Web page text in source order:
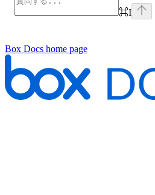
⌘I
Box Docs home page